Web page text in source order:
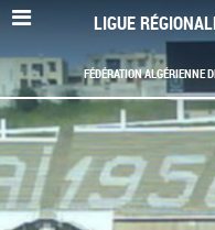
LIGUE